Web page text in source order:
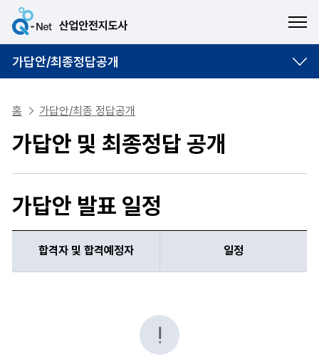
가답안/최종정답공개
홈 가답안/최종 정답공개
가답안 및 최종정답 공개
가답안 발표 일정
합격자 및 합격예정자 일정